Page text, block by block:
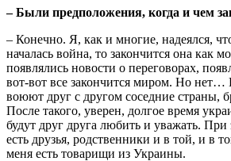
– Были предположения, когда и чем
– Конечно. Я, как и многие, надеялся,
началась война, то закончится она как
появлялись новости о переговорах,
вот-вот все закончится миром. Но нет…
воюют друг с другом соседние страны,
После такого, уверен, долгое время
будут друг друга любить и уважать.
есть друзья, родственники и в той, и в
меня есть товарищи из Украины.